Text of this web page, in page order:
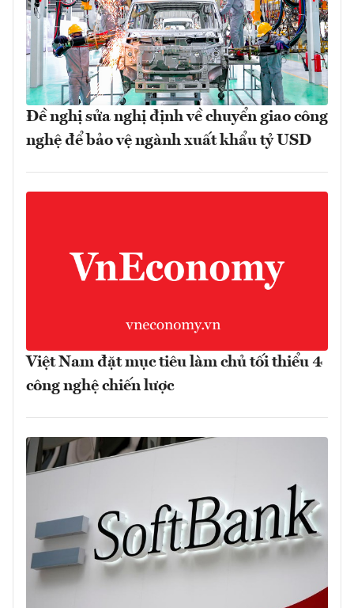
Đề nghị sửa nghị định về chuyển giao công
nghệ để bảo vệ ngành xuất khẩu tỷ USD
Việt Nam đặt mục tiêu làm chủ tối thiểu 4
công nghệ chiến lược